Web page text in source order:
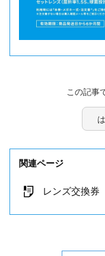
この記事
関連ページ
レンズ交換券